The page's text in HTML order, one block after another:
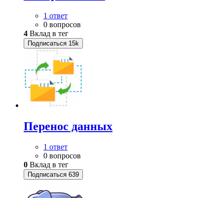
1 ответ
0 вопросов
4 Вклад в тег
Подписаться 15k
Перенос данных
1 ответ
0 вопросов
0 Вклад в тег
Подписаться 639